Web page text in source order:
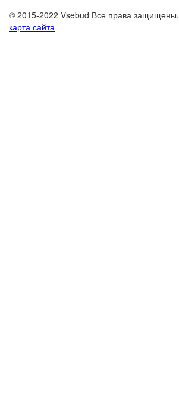
© 2015-2022 Vsebud Все права защищены.
карта сайта